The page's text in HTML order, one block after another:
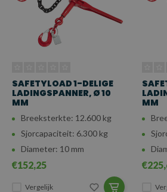
SAFETYLOAD 1-DELIGE
LADINGSPANNER, Ø 10
MM
Breeksterkte: 12.600 kg
Sjorcapaciteit: 6.300 kg
Diameter: 10 mm
€152,25
Vergelijk
MM